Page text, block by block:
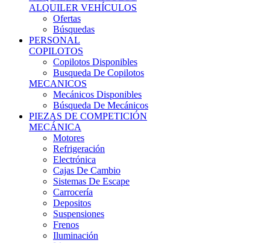
Ofertas
Búsquedas
PERSONAL
COPILOTOS
Copilotos Disponibles
Busqueda De Copilotos
MECANICOS
Mecánicos Disponibles
Búsqueda De Mecánicos
PIEZAS DE COMPETICIÓN
MECÁNICA
Motores
Refrigeración
Electrónica
Cajas De Cambio
Sistemas De Escape
Carrocería
Depositos
Suspensiones
Frenos
Iluminación
Llantas